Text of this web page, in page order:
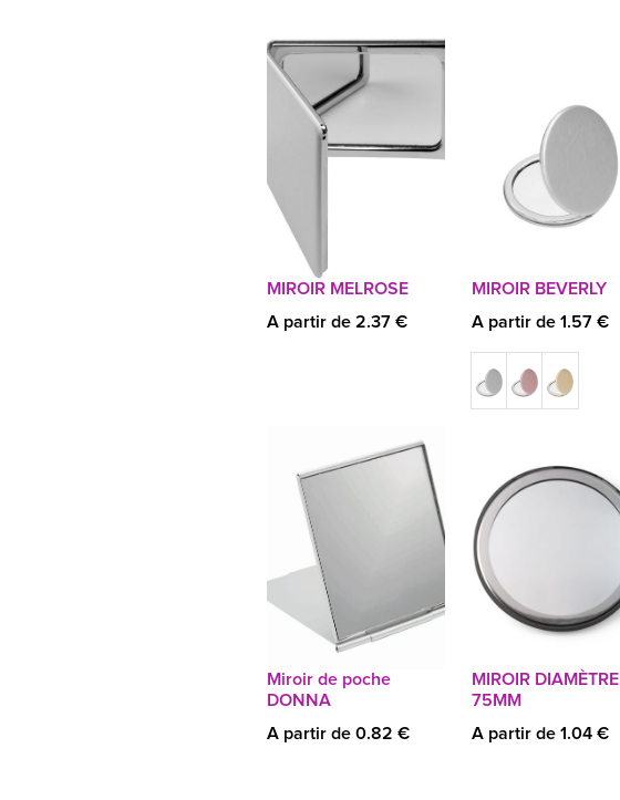
MIROIR MELROSE
A partir de 2.37 €
MIROIR BEVERLY
A partir de 1.57 €
Miroir de poche
DONNA
A partir de 0.82 €
MIROIR DIAMÈTRE
75MM
A partir de 1.04 €